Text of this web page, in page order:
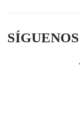
SÍGUENOS